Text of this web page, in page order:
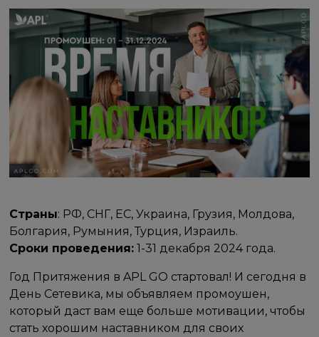
Страны: РФ, СНГ, ЕС, Украина, Грузия, Молдова,
Болгария, Румыния, Турция, Израиль.
Сроки проведения: 1-31 декабря 2024 года.
Год Притяжения в APL GO стартовал! И сегодня в
День Сетевика, мы объявляем промоушен,
который даст вам еще больше мотивации, чтобы
стать хорошим наставником для своих